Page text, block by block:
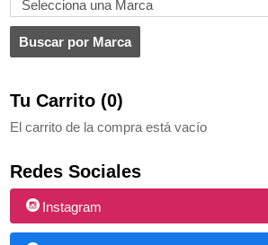
Tu Carrito (0)
El carrito de la compra está vacío
Redes Sociales
Instagram